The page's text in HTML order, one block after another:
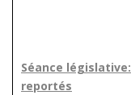
Séance
reportés